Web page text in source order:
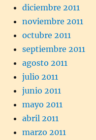
diciembre 2011
noviembre 2011
octubre 2011
septiembre 2011
agosto 2011
julio 2011
junio 2011
mayo 2011
abril 2011
marzo 2011